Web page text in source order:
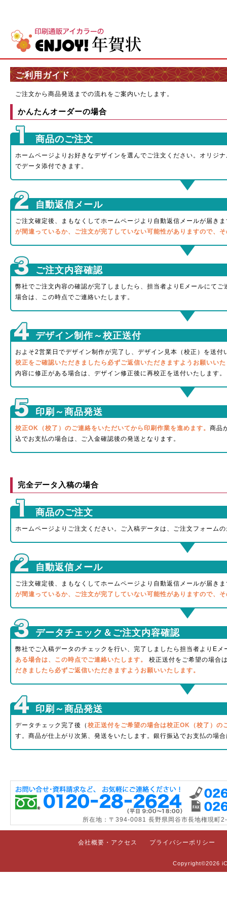
ご利用ガイド
ご注文から商品発送までの流れをご案内いたします。
かんたんオーダーの場合
商品のご注文
ホームページよりお好きなデザインを選んでご注文ください。オリジ
でデータ添付できます。
自動返信メール
ご注文確定後、まもなくしてホームページより自動返信メールが届き
が間違っているか、ご注文が完了していない可能性がありますので、
ご注文内容確認
弊社でご注文内容の確認が完了しましたら、担当者よりEメールにて
場合は、この時点でご連絡いたします。
デザイン制作～校正送付
およそ2営業日でデザイン制作が完了し、デザイン見本（校正）を送付
校正をご確認いただきましたら必ずご返信いただきますようお願いい
内容に修正がある場合は、デザイン修正後に再校正を送付いたします。
印刷～商品発送
校正OK（校了）のご連絡をいただいてから印刷作業を進めます。 商品
込でお支払の場合は、ご入金確認後の発送となります。
完全データ入稿の場合
商品のご注文
ホームページよりご注文ください。ご入稿データは、ご注文フォーム
自動返信メール
ご注文確定後、まもなくしてホームページより自動返信メールが届き
が間違っているか、ご注文が完了していない可能性がありますので、
データチェック＆ご注文内容確認
弊社でご入稿データのチェックを行い、完了しましたら担当者よりEメ
ある場合は、この時点でご連絡いたします。
校正送付をご希望の場合
だきましたら必ずご返信いただきますようお願いいたします。
印刷～商品発送
データチェック完了後（ 校正送付をご希望の場合は校正OK（校了）の
す。商品が仕上がり次第、発送をいたします。銀行振込でお支払の場
所在地：〒394-0081 長野県岡谷市長地権現町
会社概要・アクセス プライバシーポリシー
Copyright©2026